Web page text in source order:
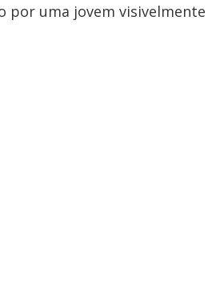
por uma jovem visivelmente